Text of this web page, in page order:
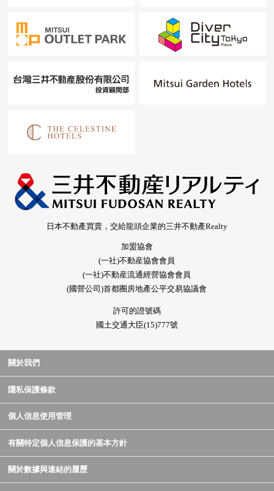
日本不動產買賣，交給龍頭企業的三井不動產Realty
加盟協會
(一社)不動産協會會員
(一社)不動産流通經營協會會員
(國營公司)首都圈房地產公平交易協議會
許可的證號碼
國土交通大臣(15)777號
關於我們
隱私保護條款
個人信息使用管理
有關特定個人信息保護的基本方針
關於數據與連結的履歷